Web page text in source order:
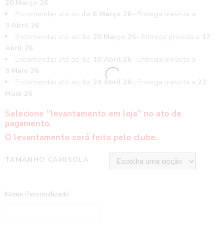
20 Março 26
Encomendas até ao dia 6 Março 26– Entrega prevista a
3 Abril 26
Encomendas até ao dia 20 Março 26– Entrega prevista a 17
Abril 26
Encomendas até ao dia 10 Abril 26– Entrega prevista a
8 Maio 26
Encomendas até ao dia 24 Abril 26– Entrega prevista a 22
Maio 26
Selecione “levantamento em loja” no ato de
pagamento.
O levantamento será feito pelo clube.
TAMANHO CAMISOLA
Nome Personalizado